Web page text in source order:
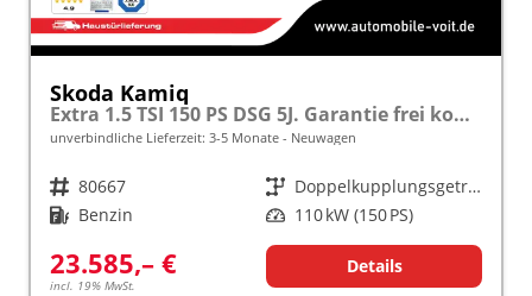
Skoda Kamiq
Extra 1.5 TSI 150 PS DSG 5J. Garantie frei konfigurierbar!
unverbindliche Lieferzeit: 3-5 Monate Neuwagen
Fahrzeugnr. 80667 Getriebe
Doppelkupplungsgetriebe (DSG)
Kraftstoff Benzin Leistung 110 kW (150 PS)
23.585,– €
incl. 19% MwSt.
Details